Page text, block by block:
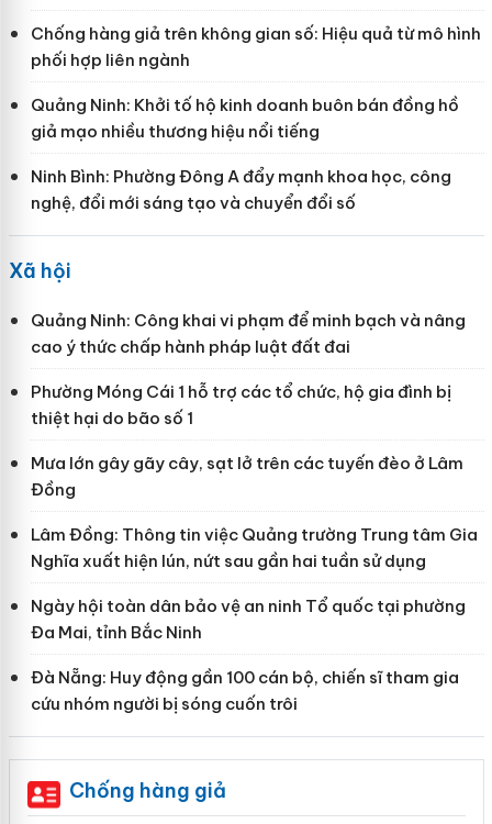
Chống hàng giả trên không gian số: Hiệu quả từ mô hình
phối hợp liên ngành
Quảng Ninh: Khởi tố hộ kinh doanh buôn bán đồng hồ
giả mạo nhiều thương hiệu nổi tiếng
Ninh Bình: Phường Đông A đẩy mạnh khoa học, công
nghệ, đổi mới sáng tạo và chuyển đổi số
Xã hội
Quảng Ninh: Công khai vi phạm để minh bạch và nâng
cao ý thức chấp hành pháp luật đất đai
Phường Móng Cái 1 hỗ trợ các tổ chức, hộ gia đình bị
thiệt hại do bão số 1
Mưa lớn gây gãy cây, sạt lở trên các tuyến đèo ở Lâm
Đồng
Lâm Đồng: Thông tin việc Quảng trường Trung tâm Gia
Nghĩa xuất hiện lún, nứt sau gần hai tuần sử dụng
Ngày hội toàn dân bảo vệ an ninh Tổ quốc tại phường
Đa Mai, tỉnh Bắc Ninh
Đà Nẵng: Huy động gần 100 cán bộ, chiến sĩ tham gia
cứu nhóm người bị sóng cuốn trôi
Chống hàng giả